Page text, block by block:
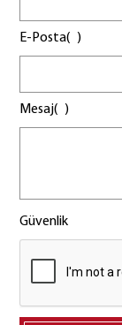
E-Posta( )
Mesaj( )
Güvenlik